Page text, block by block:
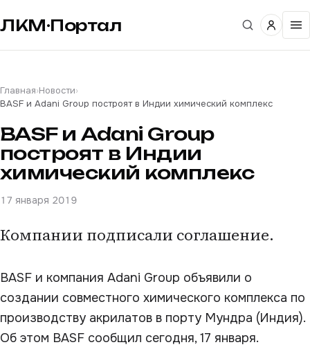
ЛКМ·Портал
Главная›Новости›
BASF и Adani Group построят в Индии химический комплекс
BASF и Adani Group
построят в Индии
химический комплекс
17 января 2019
Компании подписали соглашение.
BASF и компания Adani Group объявили о
создании совместного химического комплекса по
производству акрилатов в порту Мундра (Индия).
Об этом BASF сообщил сегодня, 17 января.